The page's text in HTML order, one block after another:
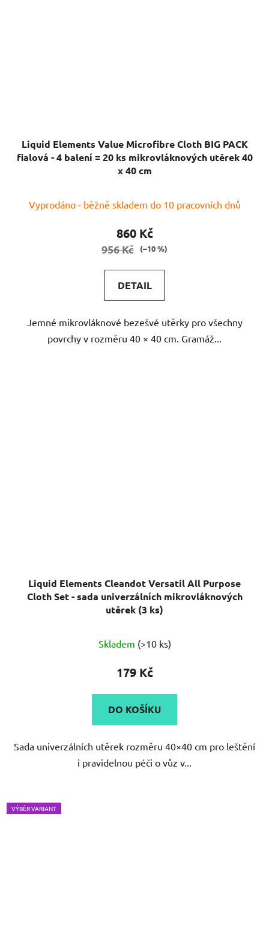
Liquid Elements Value Microfibre Cloth BIG PACK
fialová - 4 balení = 20 ks mikrovláknových utěrek 40
x 40 cm
hodnocení
produktu
5
Vyprodáno - běžně skladem do 10 pracovních dnů
860 Kč
956 Kč (–10 %)
DETAIL
Jemné mikrovláknové bezešvé utěrky pro všechny
povrchy v rozměru 40 × 40 cm. Gramáž...
Liquid Elements Cleandot Versatil All Purpose
Cloth Set - sada univerzálních mikrovláknových
utěrek (3 ks)
Skladem (>10 ks)
179 Kč
DO KOŠÍKU
Sada univerzálních utěrek rozměru 40×40 cm pro leštění
i pravidelnou péči o vůz v...
VÝBĚR VARIANT